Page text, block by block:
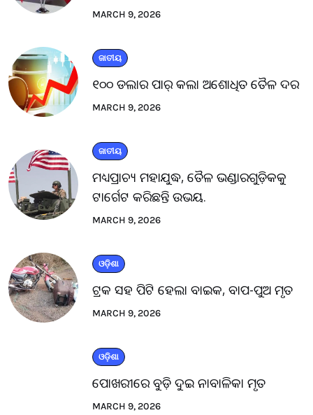
MARCH 9, 2026
ଜାତୀୟ
୧୦୦ ଡଲାର ପାର୍ କଲା ଅଶୋଧିତ ତୈଳ ଦର
MARCH 9, 2026
ଜାତୀୟ
ମଧ୍ୟପ୍ରାଚ୍ୟ ମହାଯୁଦ୍ଧ, ତୈଳ ଭଣ୍ଡାରଗୁଡ଼ିକକୁ
ଟାର୍ଗେଟ କରିଛନ୍ତି ଉଭୟ.
MARCH 9, 2026
ଓଡ଼ିଶା
ଟ୍ରକ ସହ ପିଟି ହେଲା ବାଇକ, ବାପ-ପୁଅ ମୃତ
MARCH 9, 2026
ଓଡ଼ିଶା
ପୋଖରୀରେ ବୁଡ଼ି ଦୁଇ ନାବାଳିକା ମୃତ
MARCH 9, 2026